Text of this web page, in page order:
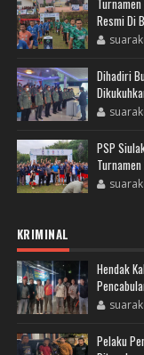
Resmi Di
Dihadiri
PSP
KRIMINAL
Hendak
Pelaku